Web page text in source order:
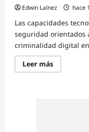
Edwin Laínez hace
Las capacidades
seguridad orientados
criminalidad digital
Leer másRead
more